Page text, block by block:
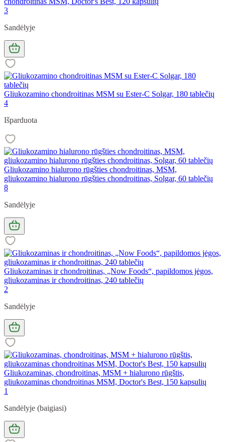
3
Sandėlyje
Gliukozamino chondroitinas MSM su Ester-C Solgar, 180 tablečių
4
Išparduota
Gliukozamino hialurono rūgšties chondroitinas, MSM,
gliukozamino hialurono rūgšties chondroitinas, Solgar, 60 tablečių
8
Sandėlyje
Gliukozaminas ir chondroitinas, „Now Foods“, papildomos jėgos,
gliukozaminas ir chondroitinas, 240 tablečių
2
Sandėlyje
Gliukozaminas, chondroitinas, MSM + hialurono rūgštis,
gliukozaminas chondroitinas MSM, Doctor's Best, 150 kapsulių
1
Sandėlyje (baigiasi)